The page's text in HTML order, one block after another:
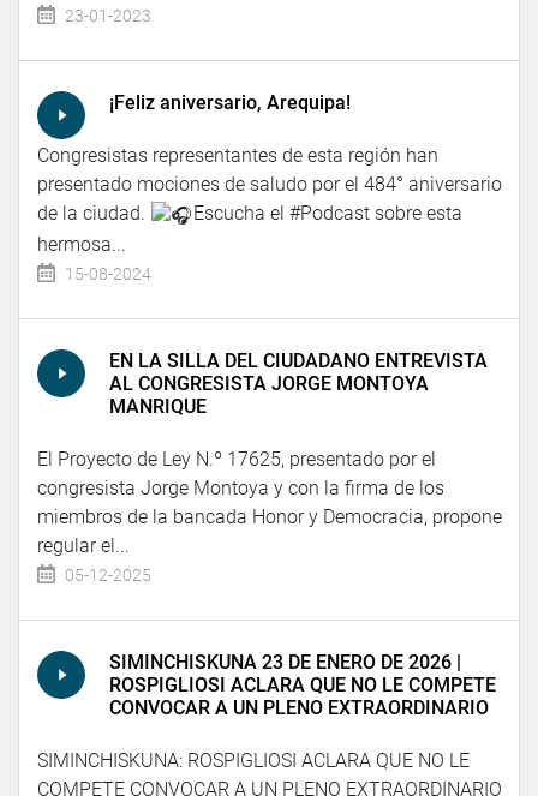
23-01-2023
¡Feliz aniversario, Arequipa!
Congresistas representantes de esta región han
presentado mociones de saludo por el 484° aniversario
de la ciudad.
Escucha el #Podcast sobre esta
hermosa...
15-08-2024
EN LA SILLA DEL CIUDADANO ENTREVISTA
AL CONGRESISTA JORGE MONTOYA
MANRIQUE
El Proyecto de Ley N.º 17625, presentado por el
congresista Jorge Montoya y con la firma de los
miembros de la bancada Honor y Democracia, propone
regular el...
05-12-2025
SIMINCHISKUNA 23 DE ENERO DE 2026 |
ROSPIGLIOSI ACLARA QUE NO LE COMPETE
CONVOCAR A UN PLENO EXTRAORDINARIO
SIMINCHISKUNA: ROSPIGLIOSI ACLARA QUE NO LE
COMPETE CONVOCAR A UN PLENO EXTRAORDINARIO